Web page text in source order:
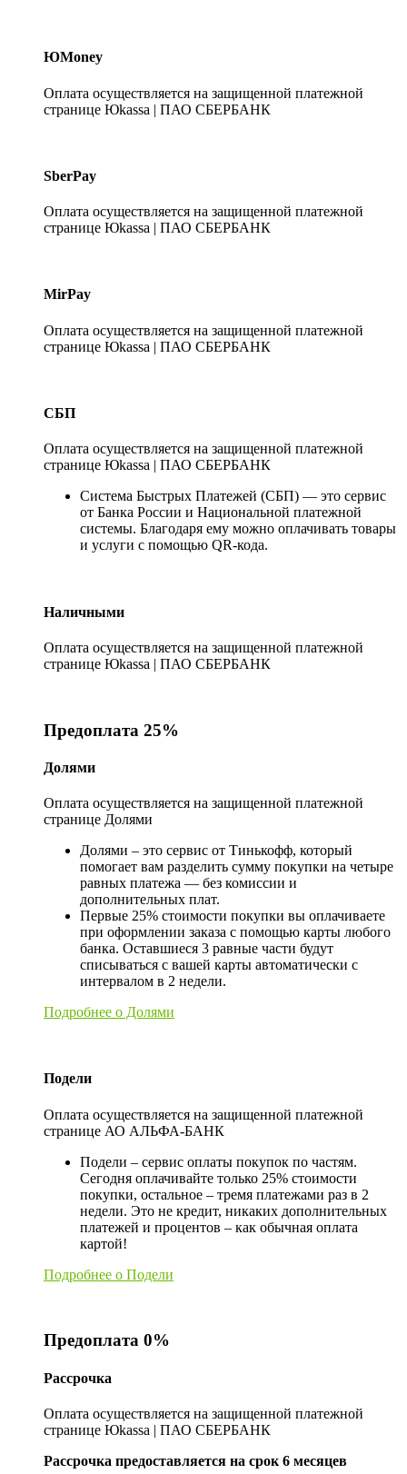
ЮMoney
Оплата осуществляется на защищенной платежной
странице Юkassa | ПАО СБЕРБАНК
SberPay
Оплата осуществляется на защищенной платежной
странице Юkassa | ПАО СБЕРБАНК
MirPay
Оплата осуществляется на защищенной платежной
странице Юkassa | ПАО СБЕРБАНК
СБП
Оплата осуществляется на защищенной платежной
странице Юkassa | ПАО СБЕРБАНК
Система Быстрых Платежей (СБП) — это сервис
от Банка России и Национальной платежной
системы. Благодаря ему можно оплачивать товары
и услуги с помощью QR-кода.
Наличными
Оплата осуществляется на защищенной платежной
странице Юkassa | ПАО СБЕРБАНК
Предоплата 25%
Долями
Оплата осуществляется на защищенной платежной
странице Долями
Долями – это сервис от Тинькофф, который
помогает вам разделить сумму покупки на четыре
равных платежа — без комиссии и
дополнительных плат.
Первые 25% стоимости покупки вы оплачиваете
при оформлении заказа с помощью карты любого
банка. Оставшиеся 3 равные части будут
списываться с вашей карты автоматически с
интервалом в 2 недели.
Подробнее о Долями
Подели
Оплата осуществляется на защищенной платежной
странице АО АЛЬФА-БАНК
Подели – сервис оплаты покупок по частям.
Сегодня оплачивайте только 25% стоимости
покупки, остальное – тремя платежами раз в 2
недели. Это не кредит, никаких дополнительных
платежей и процентов – как обычная оплата
картой!
Подробнее о Подели
Предоплата 0%
Рассрочка
Оплата осуществляется на защищенной платежной
странице Юkassa | ПАО СБЕРБАНК
Рассрочка предоставляется на срок 6 месяцев